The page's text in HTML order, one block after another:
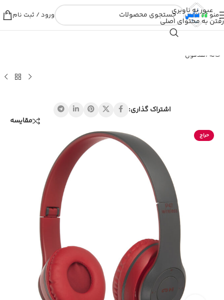
عبور به ناوبری
رفتن به محتوای اصلی
منو ورود / ثبت نام
خانه /هدفون
اشتراک گذاری:
مقایسه
حراج